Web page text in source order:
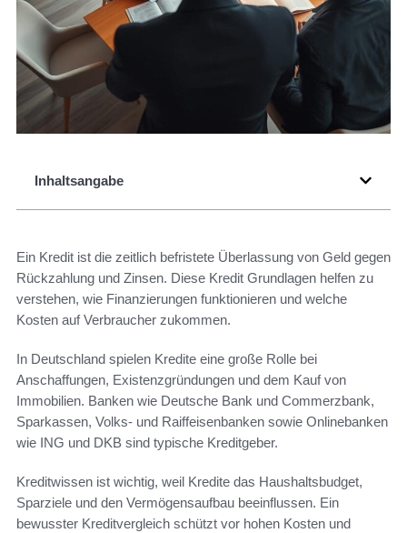
Inhaltsangabe
Ein Kredit ist die zeitlich befristete Überlassung von Geld gegen
Rückzahlung und Zinsen. Diese Kredit Grundlagen helfen zu
verstehen, wie Finanzierungen funktionieren und welche
Kosten auf Verbraucher zukommen.
In Deutschland spielen Kredite eine große Rolle bei
Anschaffungen, Existenzgründungen und dem Kauf von
Immobilien. Banken wie Deutsche Bank und Commerzbank,
Sparkassen, Volks- und Raiffeisenbanken sowie Onlinebanken
wie ING und DKB sind typische Kreditgeber.
Kreditwissen ist wichtig, weil Kredite das Haushaltsbudget,
Sparziele und den Vermögensaufbau beeinflussen. Ein
bewusster Kreditvergleich schützt vor hohen Kosten und